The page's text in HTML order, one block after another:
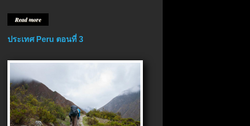
Read more
ประเทศ Peru ตอนที่ 3